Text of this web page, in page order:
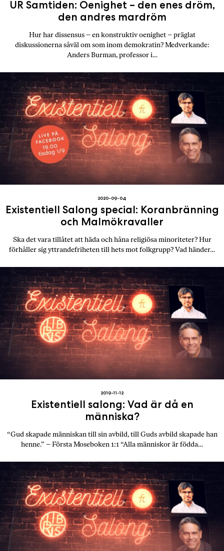
UR Samtiden: Oenighet – den enes dröm,
den andres mardröm
Hur har dissensus – en konstruktiv oenighet – präglat
diskussionerna såväl om som inom demokratin? Medverkande:
Anders Burman, professor i…
Existentiell Salong special: Koranbränning
och Malmökravaller
2020-09-04
Ska det vara tillåtet att häda och håna religiösa minoriteter? Hur
förhåller sig yttrandefriheten till hets mot folkgrupp? Vad händer…
Existentiell salong: Vad är då en
människa?
2019-11-12
“Gud skapade människan till sin avbild, till Guds avbild skapade han
henne.” – Första Moseboken 1:1 “Alla människor är födda…